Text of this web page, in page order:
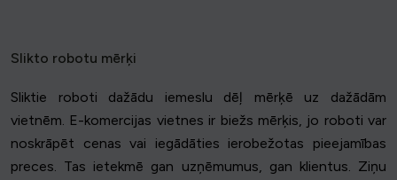
Slikto robotu mērķi
Sliktie roboti dažādu iemeslu dēļ mērķē uz dažādām
vietnēm. E-komercijas vietnes ir biežs mērķis, jo roboti var
noskrāpēt cenas vai iegādāties ierobežotas pieejamības
preces. Tas ietekmē gan uzņēmumus, gan klientus. Ziņu